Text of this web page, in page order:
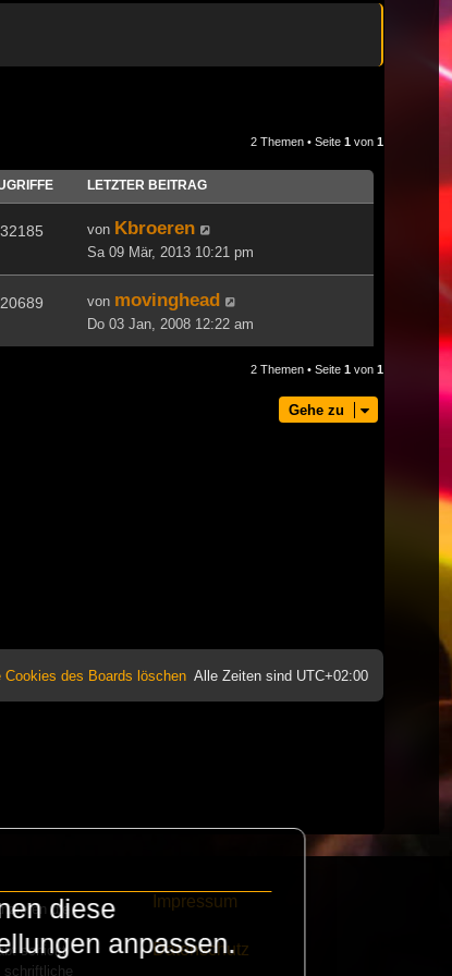
2 Themen • Seite 1 von 1
LETZTER BEITRAG
32185 von Kbroeren
Sa 09 Mär, 2013 10:21 pm
20689 von movinghead
Do 03 Jan, 2008 12:22 am
2 Themen • Seite 1 von 1
Gehe zu
Alle Zeiten sind UTC+02:00
Cookies des Boards löschen
die
schickt
schriftliche
Impressum
Datenschutz
diese
anpassen.